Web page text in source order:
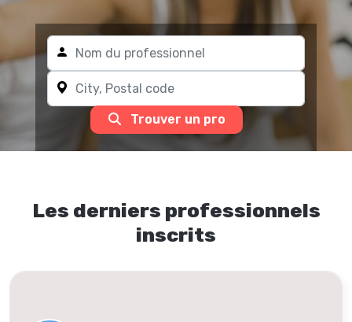
Trouver un pro
Les derniers professionnels
inscrits